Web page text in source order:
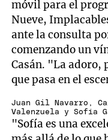
móvil para el
Nueve,
ante la consulta
comenzando un
Casán. "La adoro,
que pasa en el
Juan Gil Navarro,
Valenzuela y Sofía
"Sofía es una